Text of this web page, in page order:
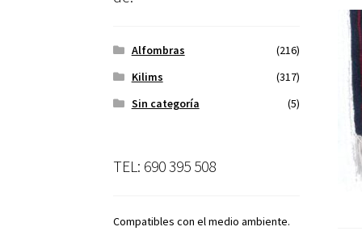
Alfombras
(216)
Kilims
(317)
Sin categoría
(5)
TEL: 690 395 508
Compatibles con el medio ambiente.